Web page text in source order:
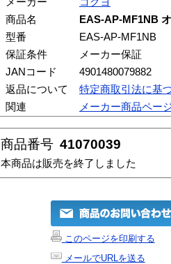
商品名
EAS-AP-MF1NB
型番
EAS-AP-MF1NB
保証条件
メーカー保証
JANコード
4901480079882
返品について
特定商取引法に基
関連
メーカー商品ペー
商品番号 41070039
本商品は販売を終了しました
このページを印刷する
メールでURLを送る